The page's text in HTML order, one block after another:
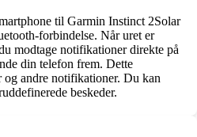
til Garmin Instinct 2Solar
forbindelse. Når uret er
modtage notifikationer direkte på
din telefon frem. Dette
og andre notifikationer. Du kan
beskeder.